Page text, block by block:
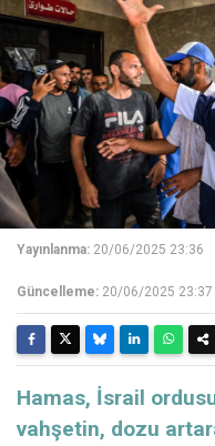
Yayınlanma: 20/06/2025 23:36
Güncelleme: 20/06/2025 23:37
Hamas, İsrail
vahşetin, dozu